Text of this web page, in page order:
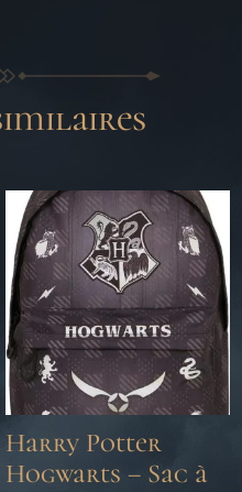
Harry Potter
Hogwarts – Sac à